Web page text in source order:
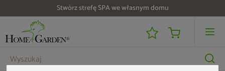
Stwórz strefę SPA we własnym domu